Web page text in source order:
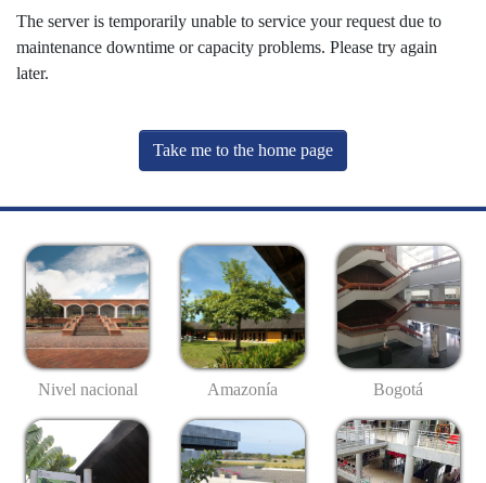
The server is temporarily unable to service your request due to
maintenance downtime or capacity problems. Please try again
later.
Take me to the home page
Nivel nacional Amazonía Bogotá